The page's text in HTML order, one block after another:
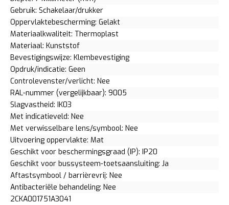
Gebruik: Schakelaar/drukker
Oppervlaktebescherming: Gelakt
Materiaalkwaliteit: Thermoplast
Materiaal: Kunststof
Bevestigingswijze: Klembevestiging
Opdruk/indicatie: Geen
Controlevenster/verlicht: Nee
RAL-nummer (vergelijkbaar): 9005
Slagvastheid: IK03
Met indicatieveld: Nee
Met verwisselbare lens/symbool: Nee
Uitvoering oppervlakte: Mat
Geschikt voor beschermingsgraad (IP): IP20
Geschikt voor bussysteem-toetsaansluiting: Ja
Aftastsymbool / barrièrevrij: Nee
Antibacteriële behandeling: Nee
2CKA001751A3041